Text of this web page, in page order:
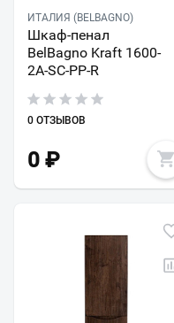
ИТАЛИЯ (BELBAGNO)
Шкаф-пенал
BelBagno Kraft 1600-
2A-SC-PP-R
0 ОТЗЫВОВ
0 ₽